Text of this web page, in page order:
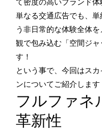
単なる交通広告でも、
う非日常的な体験全体
観で包み込む「空間ジ
す！
という事で、今回はス
ンについてご紹介します
フルファネ
革新性